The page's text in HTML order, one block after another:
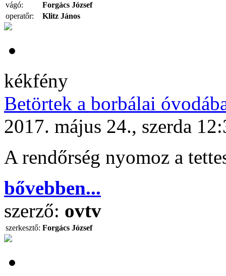
vágó:
Forgács József
operatőr:
Klitz János
kékfény
Betörtek a borbálai
2017. május 24., szerda
A rendőrség nyomoz a
bővebben...
szerző: ovtv
szerkesztő: Forgács József